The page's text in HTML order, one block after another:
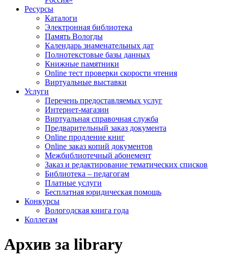
Ресурсы
Каталоги
Электронная библиотека
Память Вологды
Календарь знаменательных дат
Полнотекстовые базы данных
Книжные памятники
Online тест проверки скорости чтения
Виртуальные выставки
Услуги
Перечень предоставляемых услуг
Интернет-магазин
Виртуальная справочная служба
Предварительный заказ документа
Online продление книг
Online заказ копий документов
Межбиблиотечный абонемент
Заказ и редактирование тематических списков
Библиотека – педагогам
Платные услуги
Бесплатная юридическая помощь
Конкурсы
Вологодская книга года
Коллегам
Архив за library